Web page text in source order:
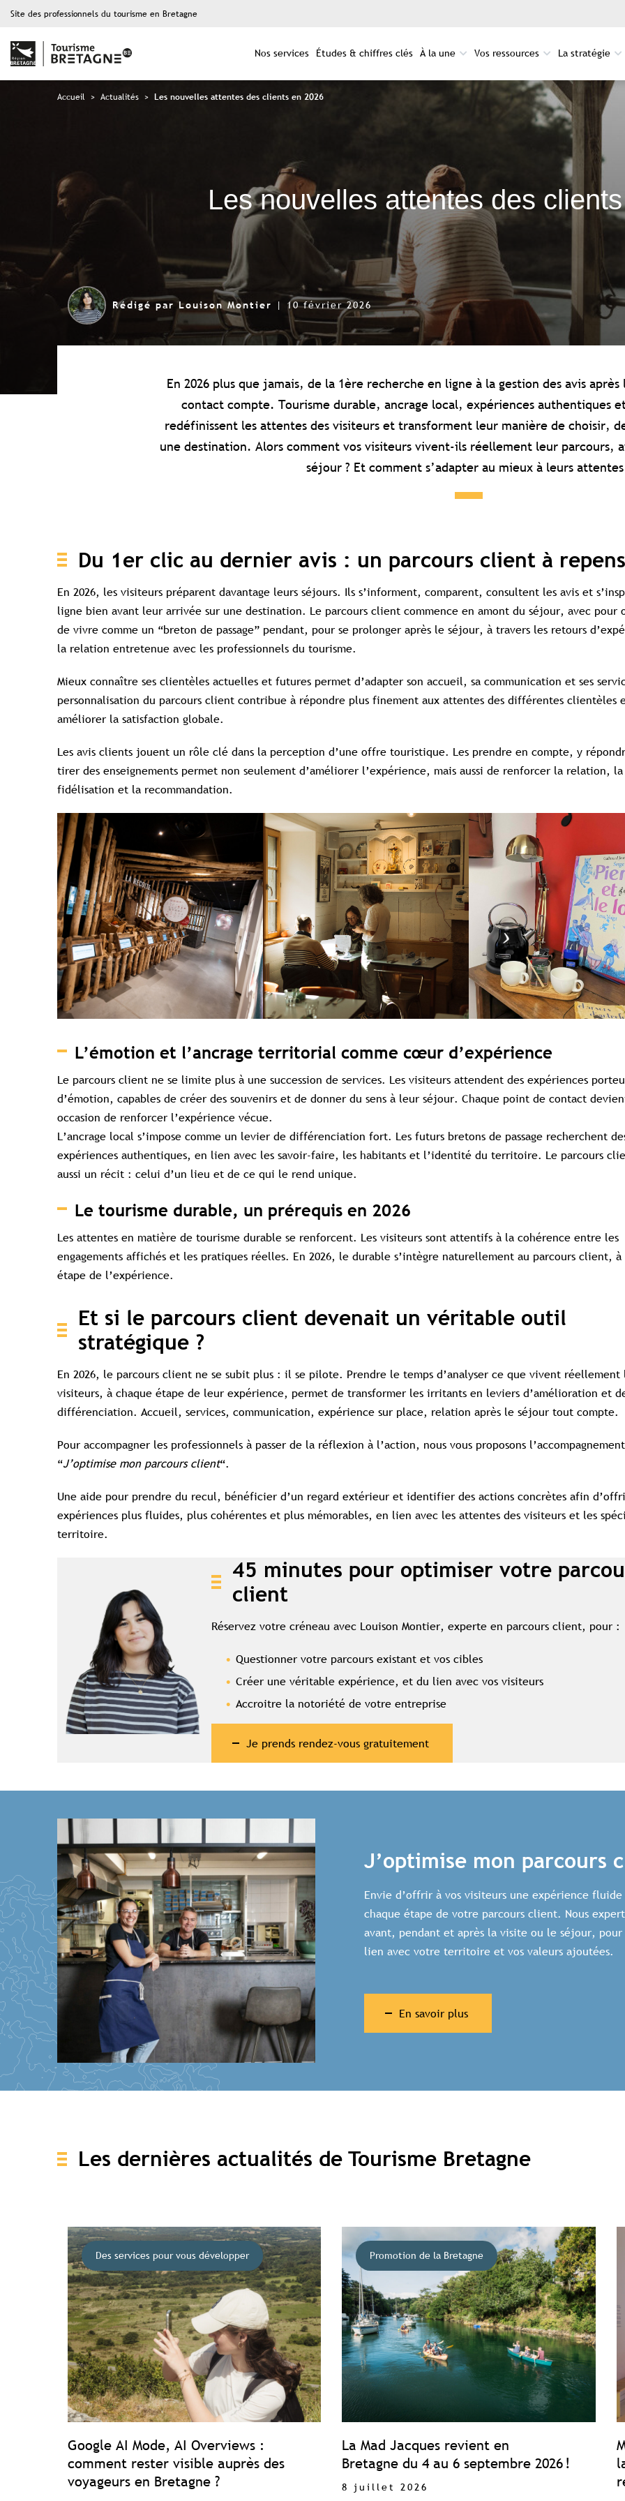
Site des professionnels du tourisme en Bretagne
Nos services Études & chiffres clés À la une Vos ressources La stratégie
Accueil > Actualités > Les nouvelles attentes des clients en 2026
Les nouvelles attentes des
Rédigé par Louison Montier | 10 février 2026
En 2026 plus que jamais, de la 1ère recherche en ligne à la gestion des avis
contact compte. Tourisme durable, ancrage local, expériences authentiques
redéfinissent les attentes des visiteurs et transforment leur manière de choisir,
une destination. Alors comment vos visiteurs vivent-ils réellement leur parcours,
séjour ? Et comment s’adapter au mieux à leurs attentes
Du 1er clic au dernier avis : un parcours client à
En 2026, les visiteurs préparent davantage leurs séjours. Ils s’informent, comparent, consultent les avis et
ligne bien avant leur arrivée sur une destination. Le parcours client commence en amont du séjour, avec pour
de vivre comme un “breton de passage” pendant, pour se prolonger après le séjour, à travers les retours
la relation entretenue avec les professionnels du tourisme.
Mieux connaître ses clientèles actuelles et futures permet d’adapter son accueil, sa communication et ses
personnalisation du parcours client contribue à répondre plus finement aux attentes des différentes clientèles
améliorer la satisfaction globale.
Les avis clients jouent un rôle clé dans la perception d’une offre touristique. Les prendre en compte, y
tirer des enseignements permet non seulement d’améliorer l’expérience, mais aussi de renforcer la relation, la
fidélisation et la recommandation.
L’émotion et l’ancrage territorial comme cœur d’expérience
Le parcours client ne se limite plus à une succession de services. Les visiteurs attendent des expériences
d’émotion, capables de créer des souvenirs et de donner du sens à leur séjour. Chaque point de contact
occasion de renforcer l’expérience vécue.
L’ancrage local s’impose comme un levier de différenciation fort. Les futurs bretons de passage recherchent
expériences authentiques, en lien avec les savoir-faire, les habitants et l’identité du territoire. Le parcours
aussi un récit : celui d’un lieu et de ce qui le rend unique.
Le tourisme durable, un prérequis en 2026
Les attentes en matière de tourisme durable se renforcent. Les visiteurs sont attentifs à la cohérence entre les
engagements affichés et les pratiques réelles. En 2026, le durable s’intègre naturellement au parcours client, à
étape de l’expérience.
Et si le parcours client devenait un véritable outil
stratégique ?
En 2026, le parcours client ne se subit plus : il se pilote. Prendre le temps d’analyser ce que vivent réellement
visiteurs, à chaque étape de leur expérience, permet de transformer les irritants en leviers d’amélioration et
différenciation. Accueil, services, communication, expérience sur place, relation après le séjour tout compte.
Pour accompagner les professionnels à passer de la réflexion à l’action, nous vous proposons l’accompagnement
“J’optimise mon parcours client“.
Une aide pour prendre du recul, bénéficier d’un regard extérieur et identifier des actions concrètes afin
expériences plus fluides, plus cohérentes et plus mémorables, en lien avec les attentes des visiteurs et les
territoire.
45 minutes pour optimiser votre
client
Réservez votre créneau avec Louison Montier, experte en parcours client, pour :
Questionner votre parcours existant et vos cibles
Créer une véritable expérience, et du lien avec vos visiteurs
Accroitre la notoriété de votre entreprise
Je prends rendez-vous gratuitement
J’optimise mon parcours
Envie d’offrir à vos visiteurs une expérience
chaque étape de votre parcours client. Nous
avant, pendant et après la visite ou le séjour,
lien avec votre territoire et vos valeurs ajoutées.
En savoir plus
Les dernières actualités de Tourisme Bretagne
Des services pour vous développer
Google AI Mode, AI Overviews :
comment rester visible auprès des
voyageurs en Bretagne ?
Promotion de la Bretagne
La Mad Jacques revient en
Bretagne du 4 au 6 septembre 2026 !
8 juillet 2026
Contenu réservé aux abonné(e)s premium
Se connecter
Accès complet aux études Accès aux guides pratiques